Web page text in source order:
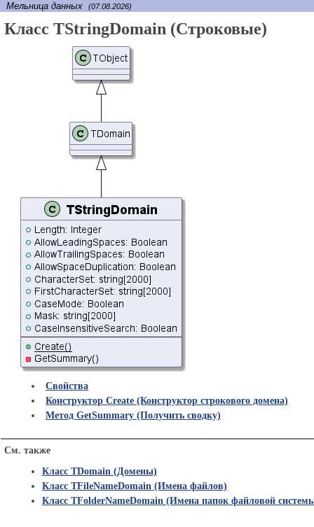
Мельница данных (07.08.2026)
Класс TStringDomain (Строковые)
Свойства
Конструктор Create (Конструктор строкового домена)
Метод GetSummary (Получить сводку)
См. также
Класс TDomain (Домены)
Класс TFileNameDomain (Имена файлов)
Класс TFolderNameDomain (Имена папок файловой